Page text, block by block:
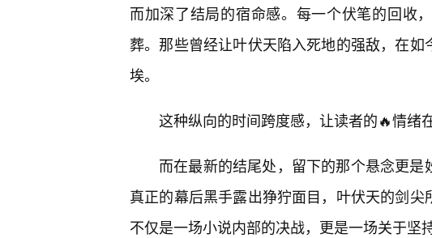
而加深了结局的宿命感。每一个伏笔的回收
葬。那些曾经让叶伏天陷入死地的强敌，在
埃。
这种纵向的时间跨度感，让读者的🔥情绪
而在最新的结尾处，留下的那个悬念更
真正的幕后黑手露出狰狞面目，叶伏天的剑
不仅是一场小说内部的决战，更是一场关于坚